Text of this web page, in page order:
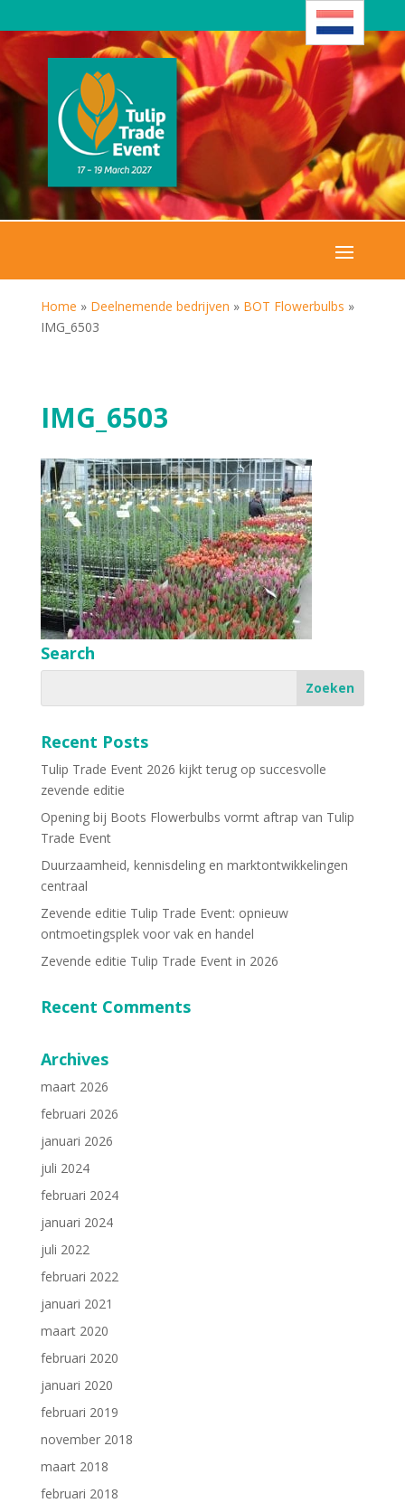
Home » Deelnemende bedrijven » BOT Flowerbulbs »
IMG_6503
IMG_6503
Search
Recent Posts
Tulip Trade Event 2026 kijkt terug op succesvolle
zevende editie
Opening bij Boots Flowerbulbs vormt aftrap van Tulip
Trade Event
Duurzaamheid, kennisdeling en marktontwikkelingen
centraal
Zevende editie Tulip Trade Event: opnieuw
ontmoetingsplek voor vak en handel
Zevende editie Tulip Trade Event in 2026
Recent Comments
Archives
maart 2026
februari 2026
januari 2026
juli 2024
februari 2024
januari 2024
juli 2022
februari 2022
januari 2021
maart 2020
februari 2020
januari 2020
februari 2019
november 2018
maart 2018
februari 2018